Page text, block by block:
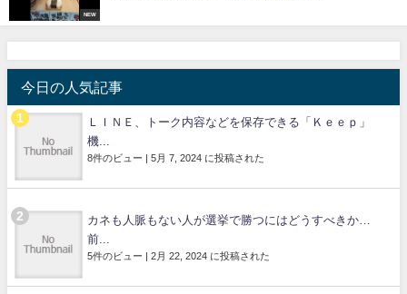
NEW
今日の人気記事
ＬＩＮＥ、トーク内容などを保存できる「Ｋｅｅｐ」
機...
8件のビュー | 5月 7, 2024 に投稿された
カネも人脈もない人が選挙で勝つにはどうすべきか…
前...
5件のビュー | 2月 22, 2024 に投稿された